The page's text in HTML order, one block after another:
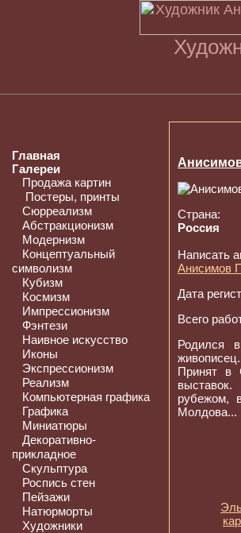
Главная
Галереи
Продажа картин
Постеры, принты
Сюрреализм
Абстракционизм
Модернизм
Концептуальный
символизм
Кубизм
Космизм
Импрессионизм
Фэнтези
Наивное искусство
Иконы
Экспрессионизм
Реализм
Компьютерная графика
Графика
Миниатюры
Декоративно-
прикладное
Скульптура
Роспись стен
Пейзажи
Натюрморты
Художники
Страна:
Россия
Написать
Анисимов
Дата
Всего
Родился
Принят в
рубежом,
Молдова...